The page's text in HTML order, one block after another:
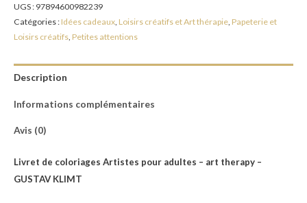
UGS : 97894600982239
Catégories : Idées cadeaux Loisirs créatifs et Art thérapie Papeterie et
Loisirs créatifs Petites attentions
Description
Informations complémentaires
Avis (0)
Livret de coloriages Artistes pour adultes – art therapy –
GUSTAV KLIMT